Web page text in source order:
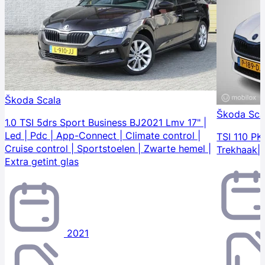
Škoda Scala
1.0 TSI 5drs Sport Business BJ2021 Lmv 17" |
Led | Pdc | App-Connect | Climate control |
Cruise control | Sportstoelen | Zwarte hemel |
Extra getint glas
2021
Škoda
TSI 110